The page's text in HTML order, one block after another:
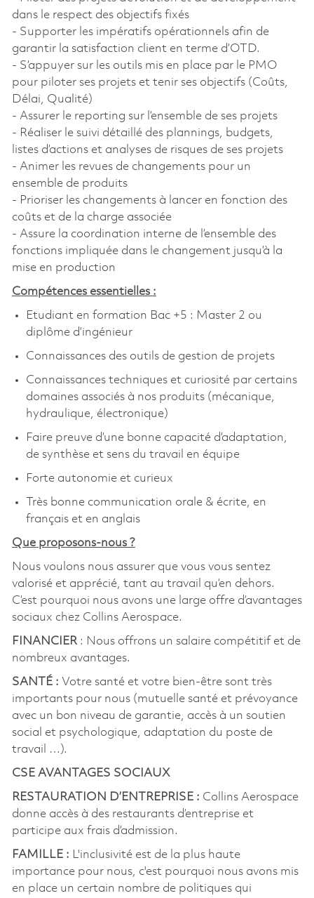
dans le respect des objectifs fixés
- Supporter les impératifs opérationnels afin de
garantir la satisfaction client en terme d’OTD.
- S’appuyer sur les outils mis en place par le PMO
pour piloter ses projets et tenir ses objectifs (Coûts,
Délai, Qualité)
- Assurer le reporting sur l’ensemble de ses projets
- Réaliser le suivi détaillé des plannings, budgets,
listes d’actions et analyses de risques de ses projets
- Animer les revues de changements pour un
ensemble de produits
- Prioriser les changements à lancer en fonction des
coûts et de la charge associée
- Assure la coordination interne de l’ensemble des
fonctions impliquée dans le changement jusqu’à la
mise en production
Compétences essentielles :
Etudiant en formation Bac +5 : Master 2 ou
diplôme d’ingénieur
Connaissances des outils de gestion de projets
Connaissances techniques et curiosité par certains
domaines associés à nos produits (mécanique,
hydraulique, électronique)
Faire preuve d’une bonne capacité d’adaptation,
de synthèse et sens du travail en équipe
Forte autonomie et curieux
Très bonne communication orale & écrite, en
français et en anglais
Que proposons-nous ?
Nous voulons nous assurer que vous vous sentez
valorisé et apprécié, tant au travail qu’en dehors.
C’est pourquoi nous avons une large offre d’avantages
sociaux chez Collins Aerospace.
FINANCIER : Nous offrons un salaire compétitif et de
nombreux avantages.
SANTÉ : Votre santé et votre bien-être sont très
importants pour nous (mutuelle santé et prévoyance
avec un bon niveau de garantie, accès à un soutien
social et psychologique, adaptation du poste de
travail …).
CSE AVANTAGES SOCIAUX
RESTAURATION D’ENTREPRISE : Collins Aerospace
donne accès à des restaurants d’entreprise et
participe aux frais d’admission.
FAMILLE : L'inclusivité est de la plus haute
importance pour nous, c'est pourquoi nous avons mis
en place un certain nombre de politiques qui